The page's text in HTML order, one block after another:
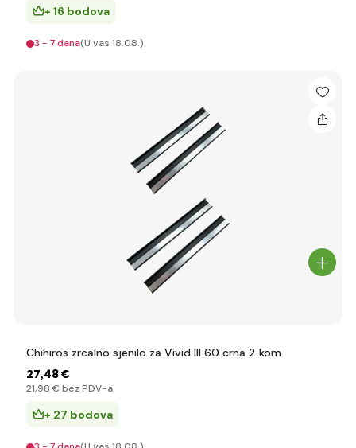
+ 16 bodova
3 - 7 dana(U vas 18.08.)
Chihiros zrcalno sjenilo za Vivid III 60 crna 2 kom
27,48 €
21,98 € bez PDV-a
+ 27 bodova